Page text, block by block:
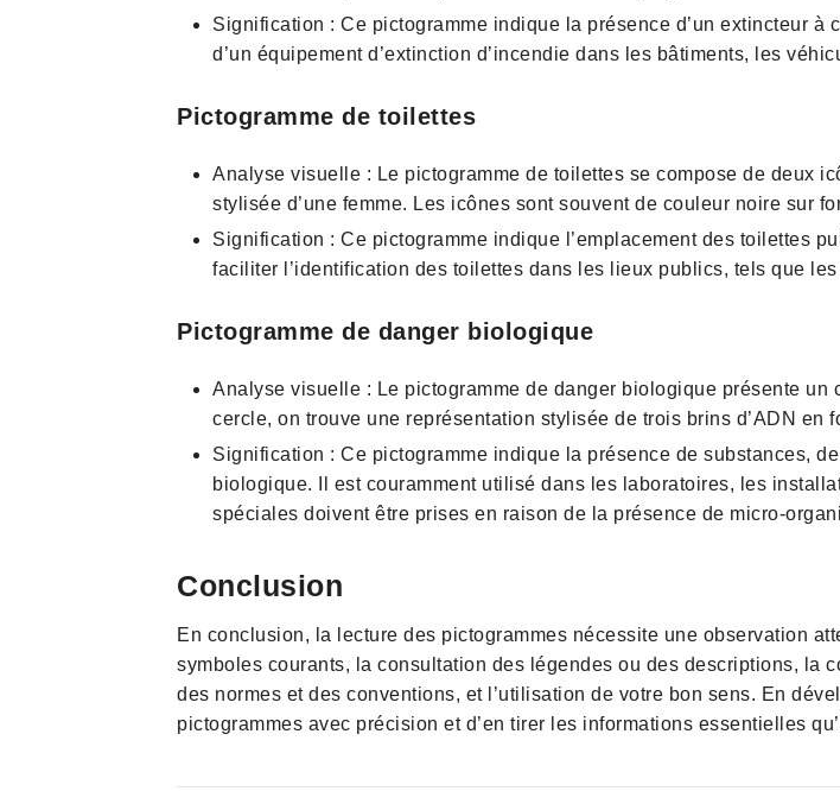
Signification : Ce pictogramme indique la présence d’un extincteur
d’un équipement d’extinction d’incendie dans les bâtiments, les
Pictogramme de toilettes
Analyse visuelle : Le pictogramme de toilettes se compose de deux
stylisée d’une femme. Les icônes sont souvent de couleur noire sur
Signification : Ce pictogramme indique l’emplacement des toilettes
faciliter l’identification des toilettes dans les lieux publics, tels que
Pictogramme de danger biologique
Analyse visuelle : Le pictogramme de danger biologique présente un
cercle, on trouve une représentation stylisée de trois brins d’ADN en
Signification : Ce pictogramme indique la présence de substances,
biologique. Il est couramment utilisé dans les laboratoires, les
spéciales doivent être prises en raison de la présence de micro-
Conclusion
En conclusion, la lecture des pictogrammes nécessite une observation
symboles courants, la consultation des légendes ou des descriptions, la
des normes et des conventions, et l’utilisation de votre bon sens. En
pictogrammes avec précision et d’en tirer les informations essentielles